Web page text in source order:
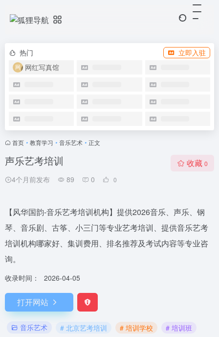
热门
立即入驻
网红写真馆
首页 • 教育学习 • 音乐艺术 • 正文
声乐艺考培训
4个月前发布 89 0 0
收藏 0
【风华国韵-音乐艺考培训机构】提供2026音乐、声乐、钢
琴、音乐剧、古筝、小三门等专业艺考培训、提供音乐艺考
培训机构哪家好、集训费用、排名推荐及考试内容等专业咨
询。
收录时间： 2026-04-05
打开网站
音乐艺术 # 北京艺考培训 # 培训学校
# 培训班